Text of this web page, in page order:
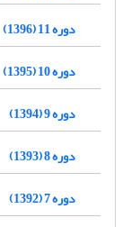
دوره 11 (1396)
دوره 10 (1395)
دوره 9 (1394)
دوره 8 (1393)
دوره 7 (1392)